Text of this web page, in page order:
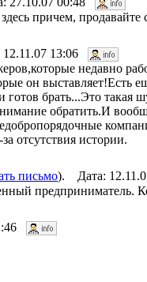
причем, продавайте
13:06
недавно
он
брать...Это
обратить.И
отсутствия истории.
письмо). Дата:
предприниматель.